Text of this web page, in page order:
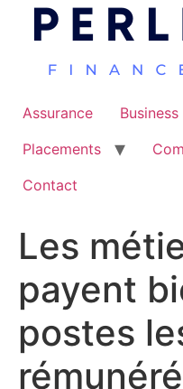
Assurance Business
Placements
Contact
Les
payent
postes